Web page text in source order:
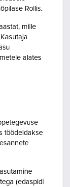
Rollis.
mille
alates
töödeldakse
(edaspidi